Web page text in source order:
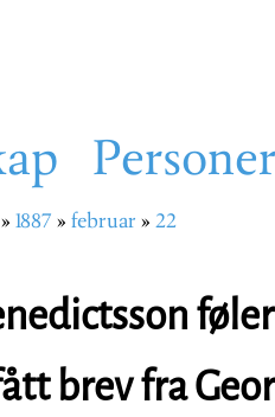
Personer
1887 februar 22
brev fra